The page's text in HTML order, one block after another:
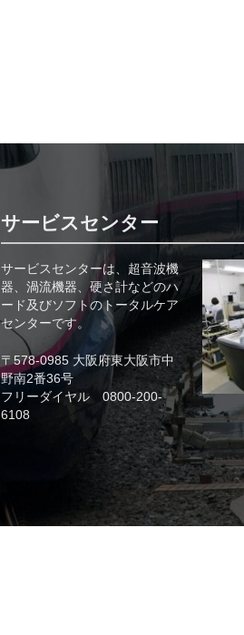
サービスセンター
サービスセンターは、超音波機
器、渦流機器、硬さ計などのハ
ード及びソフトのトータルケア
センターです。
〒578-0985 大阪府東大阪市中
野南2番36号
フリーダイヤル 0800-200-
6108